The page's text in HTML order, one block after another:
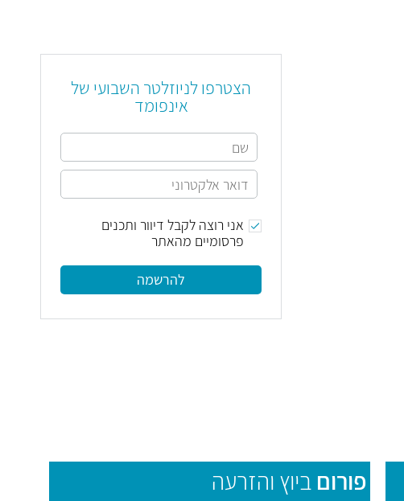
הצטרפו לניוזלטר השבועי של
אינפומד
אני רוצה לקבל דיוור ותכנים
פרסומיים מהאתר
להרשמה
פורום ביוץ והזרעה